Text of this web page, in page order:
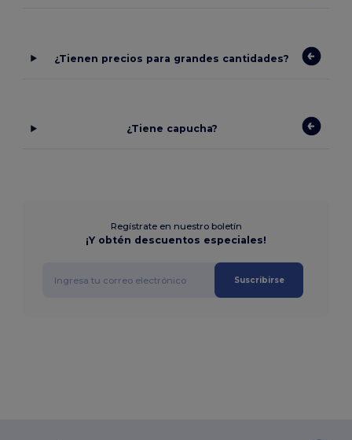
¿Tienen precios para grandes cantidades?
¿Tiene capucha?
Regístrate en nuestro boletín
¡Y obtén descuentos especiales!
Suscribirse